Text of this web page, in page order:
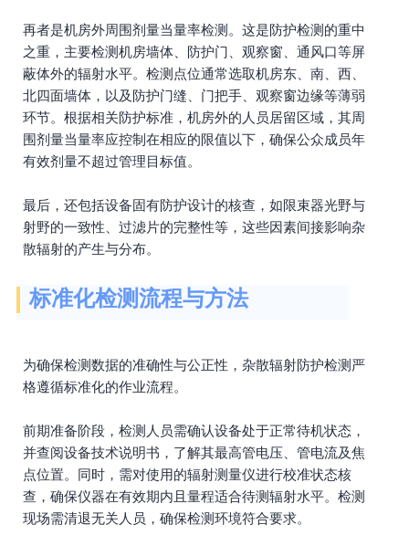
再者是机房外周围剂量当量率检测。这是防护检测的重中
之重，主要检测机房墙体、防护门、观察窗、通风口等屏
蔽体外的辐射水平。检测点位通常选取机房东、南、西、
北四面墙体，以及防护门缝、门把手、观察窗边缘等薄弱
环节。根据相关防护标准，机房外的人员居留区域，其周
围剂量当量率应控制在相应的限值以下，确保公众成员年
有效剂量不超过管理目标值。
最后，还包括设备固有防护设计的核查，如限束器光野与
射野的一致性、过滤片的完整性等，这些因素间接影响杂
散辐射的产生与分布。
标准化检测流程与方法
为确保检测数据的准确性与公正性，杂散辐射防护检测严
格遵循标准化的作业流程。
前期准备阶段，检测人员需确认设备处于正常待机状态，
并查阅设备技术说明书，了解其最高管电压、管电流及焦
点位置。同时，需对使用的辐射测量仪进行校准状态核
查，确保仪器在有效期内且量程适合待测辐射水平。检测
现场需清退无关人员，确保检测环境符合要求。